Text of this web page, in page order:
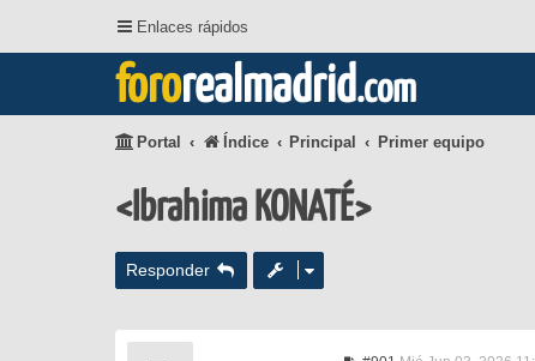
Enlaces rápidos
fororealmadrid.com
Portal Índice Principal Primer equipo
<Ibrahima KONATÉ>
Responder